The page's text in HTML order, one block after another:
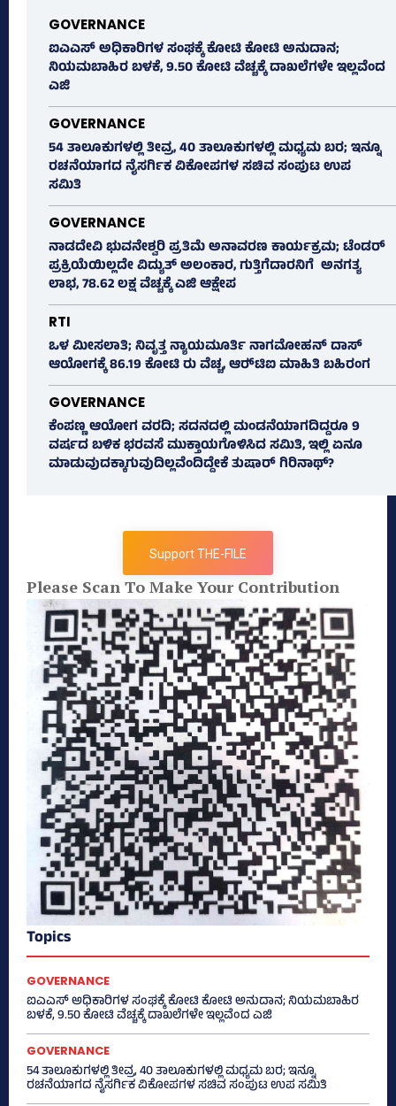
GOVERNANCE
ಐಎಎಸ್‌ ಅಧಿಕಾರಿಗಳ ಸಂಘಕ್ಕೆ ಕೋಟಿ ಕೋಟಿ ಅನುದಾನ;
ನಿಯಮಬಾಹಿರ ಬಳಕೆ, 9.50 ಕೋಟಿ ವೆಚ್ಚಕ್ಕೆ ದಾಖಲೆಗಳೇ ಇಲ್ಲವೆಂದ
ಎಜಿ
GOVERNANCE
54 ತಾಲೂಕುಗಳಲ್ಲಿ ತೀವ್ರ, 40 ತಾಲೂಕುಗಳಲ್ಲಿ ಮಧ್ಯಮ ಬರ; ಇನ್ನೂ
ರಚನೆಯಾಗದ ನೈಸರ್ಗಿಕ ವಿಕೋಪಗಳ ಸಚಿವ ಸಂಪುಟ ಉಪ
ಸಮಿತಿ
GOVERNANCE
ನಾಡದೇವಿ ಭುವನೇಶ್ವರಿ ಪ್ರತಿಮೆ ಅನಾವರಣ ಕಾರ್ಯಕ್ರಮ; ಟೆಂಡರ್
ಪ್ರಕ್ರಿಯೆಯಿಲ್ಲದೇ ವಿದ್ಯುತ್‌ ಅಲಂಕಾರ, ಗುತ್ತಿಗೆದಾರನಿಗೆ ಅನಗತ್ಯ
ಲಾಭ, 78.62 ಲಕ್ಷ ವೆಚ್ಚಕ್ಕೆ ಎಜಿ ಆಕ್ಷೇಪ
RTI
ಒಳ ಮೀಸಲಾತಿ; ನಿವೃತ್ತ ನ್ಯಾಯಮೂರ್ತಿ ನಾಗಮೋಹನ್ ದಾಸ್
ಆಯೋಗಕ್ಕೆ 86.19 ಕೋಟಿ ರು ವೆಚ್ಚ, ಆರ್‍‌ಟಿಐ ಮಾಹಿತಿ ಬಹಿರಂಗ
GOVERNANCE
ಕೆಂಪಣ್ಣ ಆಯೋಗ ವರದಿ; ಸದನದಲ್ಲಿ ಮಂಡನೆಯಾಗದಿದ್ದರೂ 9
ವರ್ಷದ ಬಳಿಕ ಭರವಸೆ ಮುಕ್ತಾಯಗೊಳಿಸಿದ ಸಮಿತಿ, ಇಲ್ಲಿ ಏನೂ
ಮಾಡುವುದಕ್ಕಾಗುವುದಿಲ್ಲವೆಂದಿದ್ದೇಕೆ ತುಷಾರ್ ಗಿರಿನಾಥ್?
Support THE-FILE
Please Scan To Make Your Contribution
Topics
GOVERNANCE
ಐಎಎಸ್‌ ಅಧಿಕಾರಿಗಳ ಸಂಘಕ್ಕೆ ಕೋಟಿ ಕೋಟಿ ಅನುದಾನ; ನಿಯಮಬಾಹಿರ
ಬಳಕೆ, 9.50 ಕೋಟಿ ವೆಚ್ಚಕ್ಕೆ ದಾಖಲೆಗಳೇ ಇಲ್ಲವೆಂದ ಎಜಿ
GOVERNANCE
54 ತಾಲೂಕುಗಳಲ್ಲಿ ತೀವ್ರ, 40 ತಾಲೂಕುಗಳಲ್ಲಿ ಮಧ್ಯಮ ಬರ; ಇನ್ನೂ
ರಚನೆಯಾಗದ ನೈಸರ್ಗಿಕ ವಿಕೋಪಗಳ ಸಚಿವ ಸಂಪುಟ ಉಪ ಸಮಿತಿ